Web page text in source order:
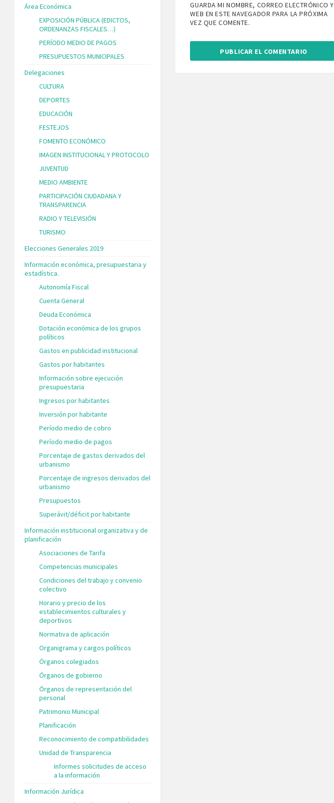
GUARDA MI NOMBRE, CORREO ELECTRÓNICO Y
WEB EN ESTE NAVEGADOR PARA LA PRÓXIMA
VEZ QUE COMENTE.
Área Económica
EXPOSICIÓN PÚBLICA (EDICTOS,
ORDENANZAS FISCALES…)
PERÍODO MEDIO DE PAGOS
PRESUPUESTOS MUNICIPALES
Delegaciones
CULTURA
DEPORTES
EDUCACIÓN
FESTEJOS
FOMENTO ECONÓMICO
IMAGEN INSTITUCIONAL Y PROTOCOLO
JUVENTUD
MEDIO AMBIENTE
PARTICIPACIÓN CIUDADANA Y
TRANSPARENCIA
RADIO Y TELEVISIÓN
TURISMO
Elecciones Generales 2019
Información económica, presupuestaria y
estadística.
Autonomía Fiscal
Cuenta General
Deuda Económica
Dotación económica de los grupos
políticos
Gastos en publicidad institucional
Gastos por habitantes
Información sobre ejecución
presupuestaria
Ingresos por habitantes
Inversión por habitante
Período medio de cobro
Período medio de pagos
Porcentaje de gastos derivados del
urbanismo
Porcentaje de ingresos derivados del
urbanismo
Presupuestos
Superávit/déficit por habitante
Información institucional organizativa y de
planificación
Asociaciones de Tarifa
Competencias municipales
Condiciones del trabajo y convenio
colectivo
Horario y precio de los
establecimientos culturales y
deportivos
Normativa de aplicación
Organigrama y cargos políticos
Órganos colegiados
Órganos de gobierno
Órganos de representación del
personal
Patrimonio Municipal
Planificación
Reconocimiento de compatibilidades
Unidad de Transparencia
Informes solicitudes de acceso
a la información
Información Jurídica